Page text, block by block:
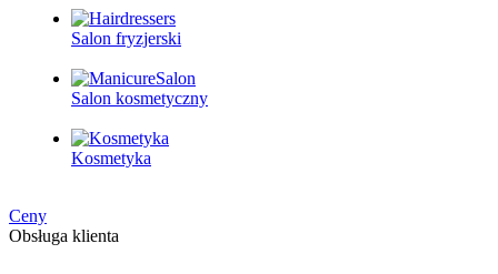
Salon fryzjerski
Salon kosmetyczny
Kosmetyka
Ceny
Obsługa klienta